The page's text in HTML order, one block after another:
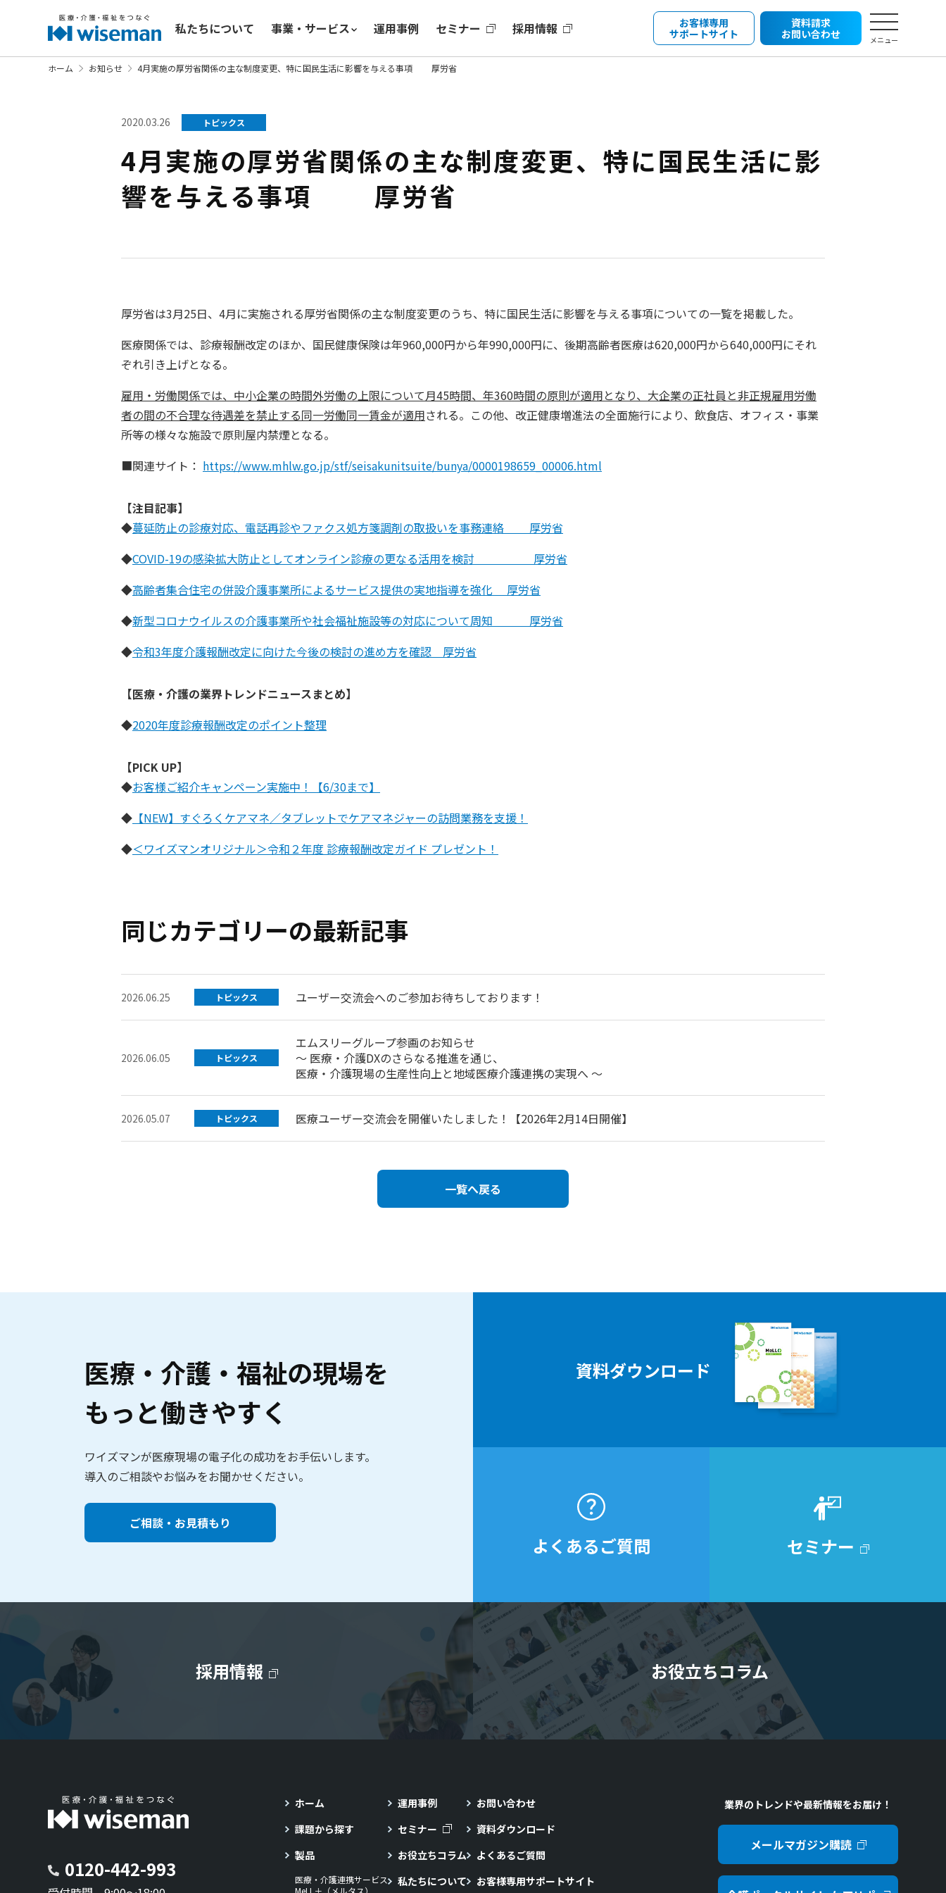
私たちについて 事業・サービス 運用事例 セミナー 採用情報
お客様専用
サポートサイト
資料請求
お問い合わせ
メニュー
ホーム お知らせ 4月実施の厚労省関係の主な制度変更、特に国民生活に影響を与える事項 厚労省
2020.03.26 トピックス
4月実施の厚労省関係の主な制度変更、特に国民生活に影
響を与える事項 厚労省
厚労省は3月25日、4月に実施される厚労省関係の主な制度変更のうち、特に国民生活に影響を与える事項についての一覧を掲載した。
医療関係では、診療報酬改定のほか、国民健康保険は年960,000円から年990,000円に、後期高齢者医療は620,000円から640,000円にそれ
ぞれ引き上げとなる。
雇用・労働関係では、中小企業の時間外労働の上限について月45時間、年360時間の原則が適用となり、大企業の正社員と非正規雇用労働
者の間の不合理な待遇差を禁止する同一労働同一賃金が適用される。この他、改正健康増進法の全面施行により、飲食店、オフィス・事業
所等の様々な施設で原則屋内禁煙となる。
■関連サイト： https://www.mhlw.go.jp/stf/seisakunitsuite/bunya/0000198659_00006.html
【注目記事】
◆蔓延防止の診療対応、電話再診やファクス処方箋調剤の取扱いを事務連絡 厚労省
◆COVID-19の感染拡大防止としてオンライン診療の更なる活用を検討 厚労省
◆高齢者集合住宅の併設介護事業所によるサービス提供の実地指導を強化 厚労省
◆新型コロナウイルスの介護事業所や社会福祉施設等の対応について周知 厚労省
◆令和3年度介護報酬改定に向けた今後の検討の進め方を確認 厚労省
【医療・介護の業界トレンドニュースまとめ】
◆2020年度診療報酬改定のポイント整理
【PICK UP】
◆お客様ご紹介キャンペーン実施中！【6/30まで】
◆ 【NEW】すぐろくケアマネ／タブレットでケアマネジャーの訪問業務を支援！
◆＜ワイズマンオリジナル＞令和２年度 診療報酬改定ガイド プレゼント！
同じカテゴリーの最新記事
2026.06.25 トピックス ユーザー交流会へのご参加お待ちしております！
2026.06.05 トピックス
エムスリーグループ参画のお知らせ
～ 医療・介護DXのさらなる推進を通じ、
医療・介護現場の生産性向上と地域医療介護連携の実現へ ～
2026.05.07 トピックス 医療ユーザー交流会を開催いたしました！【2026年2月14日開催】
一覧へ戻る
医療・介護・福祉の現場を
もっと働きやすく
ワイズマンが医療現場の電子化の成功をお手伝いします。
導入のご相談やお悩みをお聞かせください。
ご相談・お見積もり
資料ダウンロード
よくあるご質問 セミナー
採用情報 お役立ちコラム
0120-442-993
ホーム
課題から探す
製品
医療・介護連携サービス
MeLL＋（メルタス）
運用事例
セミナー
お役立ちコラム
私たちについて
お問い合わせ
資料ダウンロード
よくあるご質問
お客様専用サポートサイト
業界のトレンドや最新情報をお届け！
メールマガジン購読